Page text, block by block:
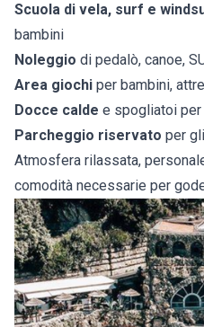
Scuola di vela, surf e
bambini
Noleggio di pedalò, canoe,
Area giochi per bambini,
Docce calde e spogliatoi
Parcheggio riservato per
Atmosfera rilassata,
comodità necessarie per